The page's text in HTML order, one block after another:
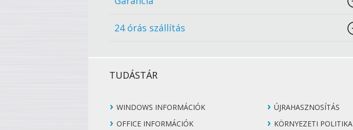
24 órás szállítás
TUDÁSTÁR
WINDOWS INFORMÁCIÓK
OFFICE INFORMÁCIÓK
ÚJRAHASZNOSÍTÁS
KÖRNYEZETI POLITIKA